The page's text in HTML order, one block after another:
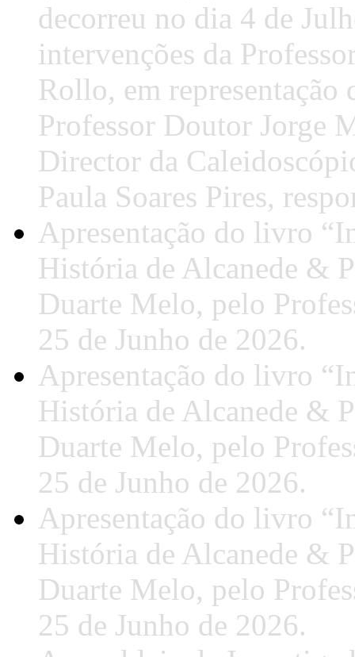
decorreu no dia 4 de
intervenções da
Rollo, em
Professor Doutor Jorge
Director da
Paula Soares Pires,
Apresentação do livro
História de Alcanede &
Duarte Melo, pelo
25 de Junho de 2026.
Apresentação do livro
História de Alcanede &
Duarte Melo, pelo
25 de Junho de 2026.
Apresentação do livro
História de Alcanede &
Duarte Melo, pelo
25 de Junho de 2026.